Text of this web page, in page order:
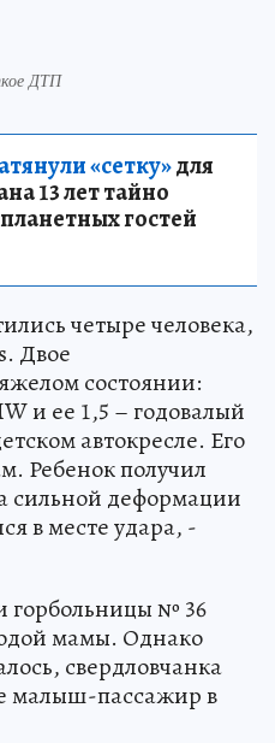
ДТП
«сетку»для
13 лет тайно
гостей
четыре человека,
Двое
состоянии:
и ее 1,5 – годовалый
автокресле. Его
Ребенок получил
сильной деформации
в месте удара, -
горбольницы № 36
мамы. Однако
свердловчанка
малыш-пассажир в